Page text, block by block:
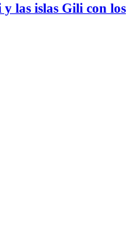
las islas Gili con los